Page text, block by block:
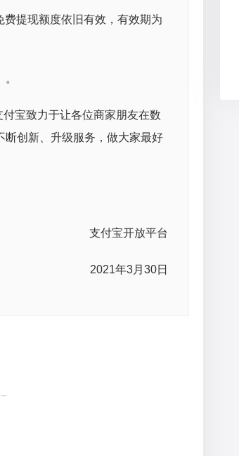
提现额度依旧有效，有效期为
宝致力于让各位商家朋友在数
创新、升级服务，做大家最好
支付宝开放平台
2021年3月30日